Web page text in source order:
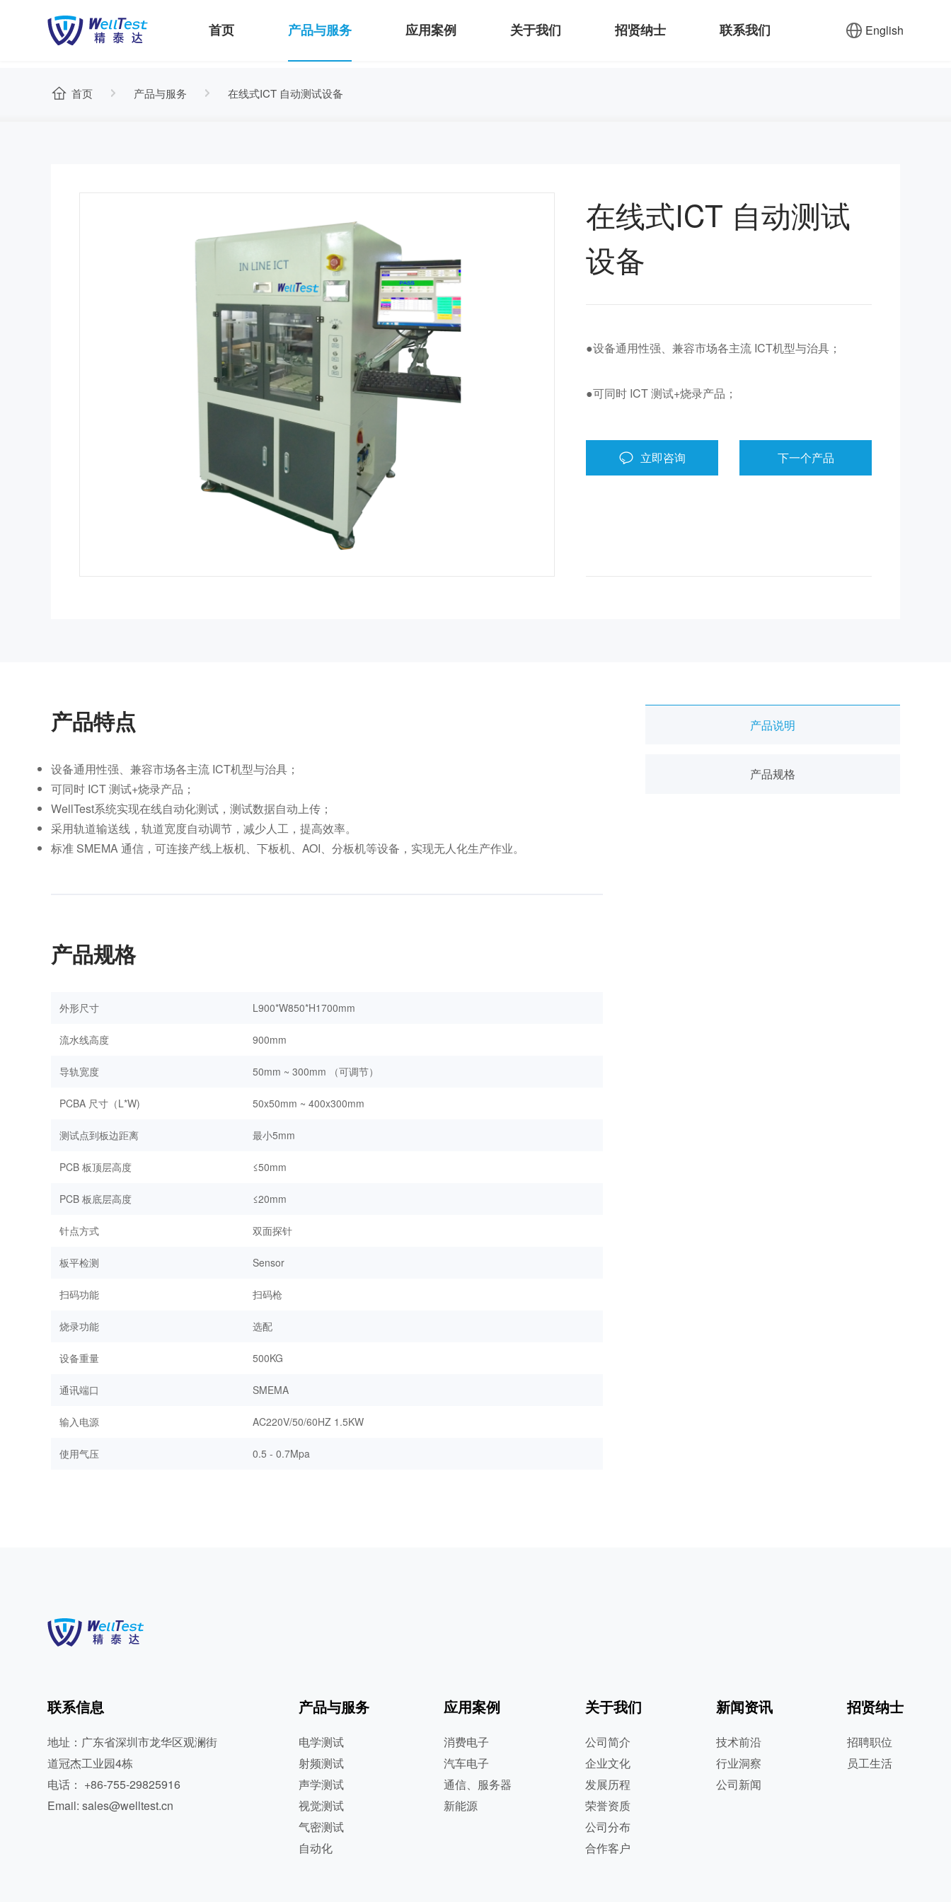
首页 产品与服务 应用案例 关于我们 招贤纳士 联系我们 English
首页 产品与服务 在线式ICT 自动测试设备
在线式ICT 自动测试
设备
●设备通用性强、兼容市场各主流 ICT机型与治具；
●可同时 ICT 测试+烧录产品；
立即咨询 下一个产品
产品特点
设备通用性强、兼容市场各主流 ICT机型与治具；
可同时 ICT 测试+烧录产品；
WellTest系统实现在线自动化测试，测试数据自动上传；
采用轨道输送线，轨道宽度自动调节，减少人工，提高效率。
标准 SMEMA 通信，可连接产线上板机、下板机、AOI、分板机等设备，实现无人化生产作业。
产品规格
外形尺寸 L900*W850*H1700mm
流水线高度 900mm
导轨宽度 50mm ~ 300mm （可调节）
PCBA 尺寸（L*W) 50x50mm ~ 400x300mm
测试点到板边距离 最小5mm
PCB 板顶层高度 ≤50mm
PCB 板底层高度 ≤20mm
针点方式 双面探针
板平检测 Sensor
扫码功能 扫码枪
烧录功能 选配
设备重量 500KG
通讯端口 SMEMA
输入电源 AC220V/50/60HZ 1.5KW
使用气压 0.5 - 0.7Mpa
产品说明
产品规格
联系信息
地址：广东省深圳市龙华区观澜街
道冠杰工业园4栋
电话： +86-755-29825916
Email: sales@welltest.cn
产品与服务
电学测试
射频测试
声学测试
视觉测试
气密测试
自动化
应用案例
消费电子
汽车电子
通信、服务器
新能源
关于我们
公司简介
企业文化
发展历程
荣誉资质
公司分布
合作客户
新闻资讯
技术前沿
行业洞察
公司新闻
招贤纳士
招聘职位
员工生活